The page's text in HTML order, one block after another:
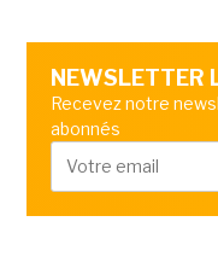
NEWSLETTER
Recevez notre
abonnés